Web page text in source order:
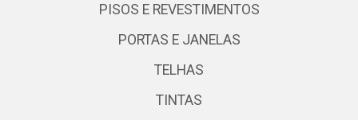
PISOS E REVESTIMENTOS
PORTAS E JANELAS
TELHAS
TINTAS